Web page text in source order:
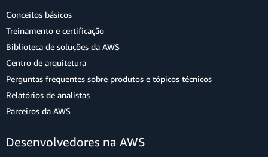
Conceitos básicos
Treinamento e certificação
Biblioteca de soluções da AWS
Centro de arquitetura
Perguntas frequentes sobre produtos e tópicos técnicos
Relatórios de analistas
Parceiros da AWS
Desenvolvedores na AWS